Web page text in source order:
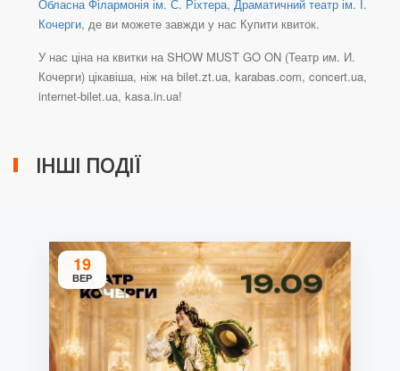
Обласна Філармонія ім. С. Ріхтера, Драматичний театр ім. І.
Кочерги, де ви можете завжди у нас Купити квиток.
У нас ціна на квитки на SHOW MUST GO ON (Театр им. И.
Кочерги) цікавіша, ніж на bilet.zt.ua, karabas.com, concert.ua,
internet-bilet.ua, kasa.in.ua!
ІНШІ ПОДІЇ
19
ВЕР